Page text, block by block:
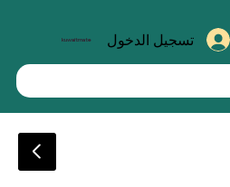
kuwaitmate تسجيل الدخول